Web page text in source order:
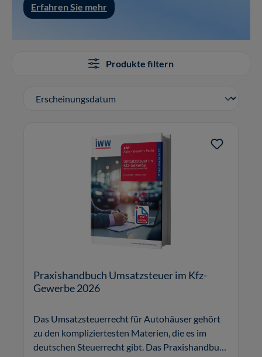
Erfahren Sie mehr
Produkte filtern
Praxishandbuch Umsatzsteuer im Kfz-
Gewerbe 2026
Das Umsatzsteuerrecht für Autohäuser gehört
zu den kompliziertesten Materien, die es im
deutschen Steuerrecht gibt. Das Praxishandbuch